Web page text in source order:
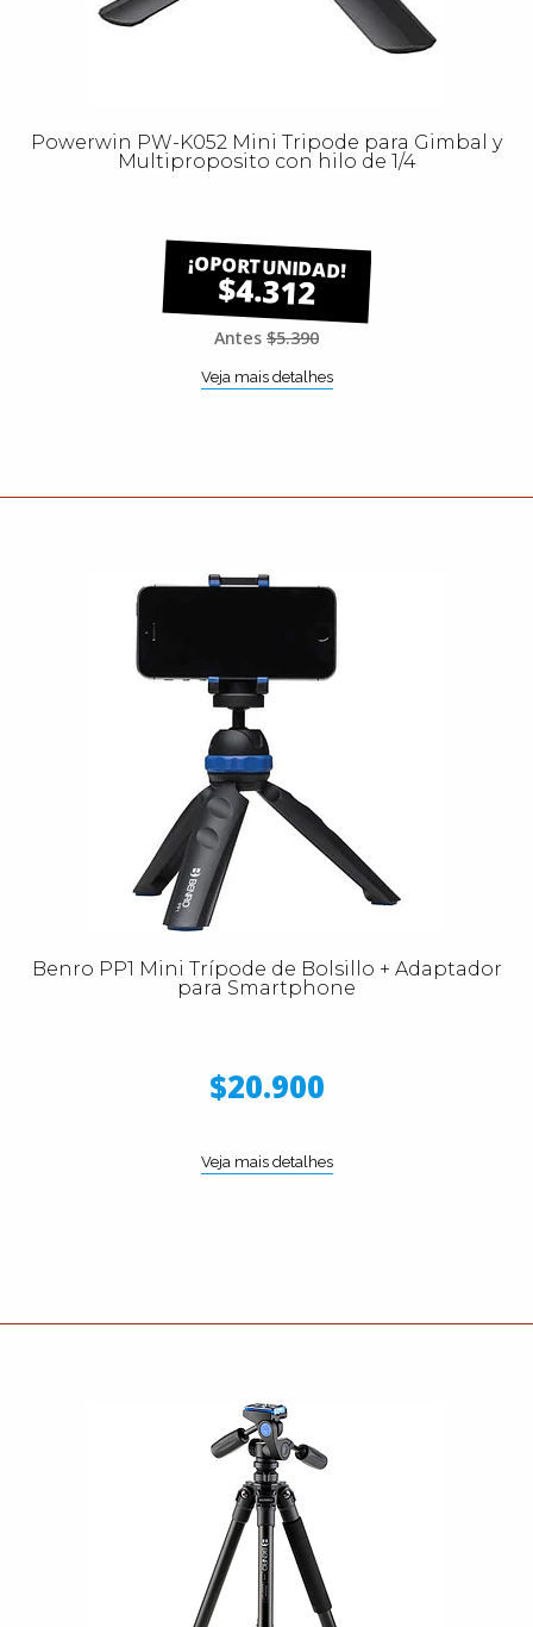
Powerwin PW-K052 Mini Tripode para Gimbal y
Multiproposito con hilo de 1/4
$4.312
Antes $5.390
Veja mais detalhes
Benro PP1 Mini Trípode de Bolsillo + Adaptador
para Smartphone
$20.900
Veja mais detalhes